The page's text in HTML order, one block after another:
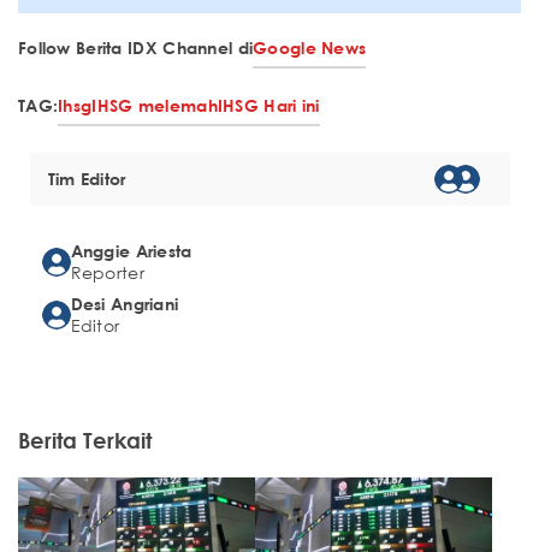
Follow Berita IDX Channel diGoogle News
TAG:IhsgIHSG melemahIHSG Hari ini
Tim Editor
Anggie Ariesta
Reporter
Desi Angriani
Editor
Berita Terkait